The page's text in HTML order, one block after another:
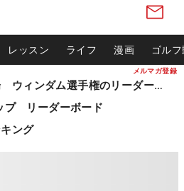
メルマガ登録
レッスン ライフ 漫画 ゴル
松山英樹ら出場 ウィンダム選手権のリーダーボード
プ リーダーボード
ング